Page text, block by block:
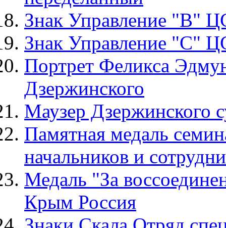
Знак Управление "В"
Знак Управление "С"
Портрет Феликса
Дзержинского
Маузер Дзержинского
Памятная медаль
начальников и
Медаль "За
Крым Россия